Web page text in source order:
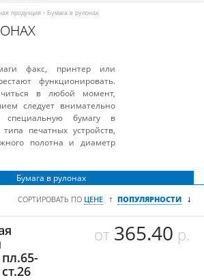
продукция › Бумага в рулонах
факс, принтер или
функционировать.
в любой момент,
следует внимательно
специальную бумагу в
печатных устройств,
полотна и диаметр
Бумага в рулонах
СОРТИРОВАТЬ ПО ЦЕНЕ ↑ ПОПУЛЯРНОСТИ ↓
от 365.40 р.